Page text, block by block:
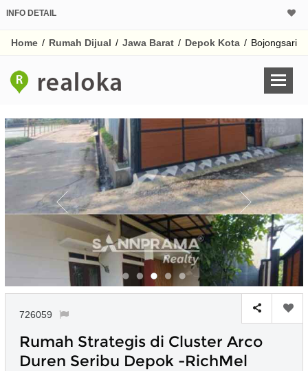
INFO DETAIL
Home / Rumah Dijual / Jawa Barat / Depok Kota / Bojongsari
726059
Rumah Strategis di Cluster Arco
Duren Seribu Depok -RichMel
Harga Rp
Untuk hasil simulasi
pada kotak-
Simpan